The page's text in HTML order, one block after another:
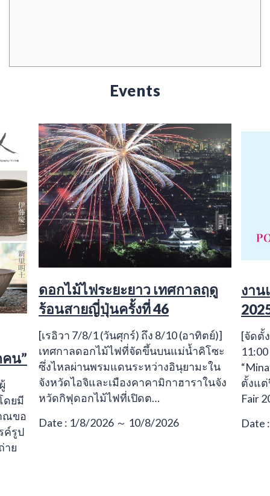
Events
น”
ดยมี
ณขอ
ค์รูป
าย
ดอกไม้ไฟระยะยาว เทศกาลฤดู
ร้อนสายญี่ปุ่นครั้งที่ 46
[เรอิวา 7/8/1 (วันศุกร์) ถึง 8/10 (อาทิตย์)]
เทศกาลดอกไม้ไฟที่จัดขึ้นบนแม่น้ำคิโซะ
ซึ่งไหลผ่านพรมแดนระหว่างอินุยามะใน
จังหวัดไอจิและเมืองคาคามิกาฮาราในจัง
หวัดกิฟุดอกไม้ไฟที่เปิดต…
Date : 1/8/2026 ～ 10/8/2026
งาน
[จัดตั้
ตั้งแต่
Fair
Date